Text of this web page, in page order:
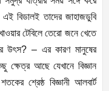
এই বিডালই তাদের জাহাজডুবি
টেবিলে তেরো জনে খেতে
উৎস? – এর কারণ মানুষের
আছে যেখানে বিজ্ঞান
শ্রেষ্ঠ বিজ্ঞানী আলবার্ট